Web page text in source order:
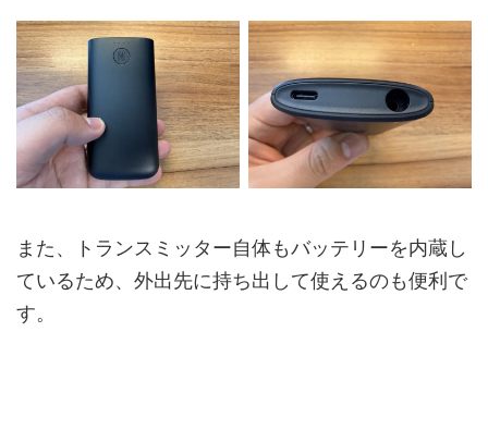
また、トランスミッター自体もバッテリーを内蔵し
ているため、外出先に持ち出して使えるのも便利で
す。